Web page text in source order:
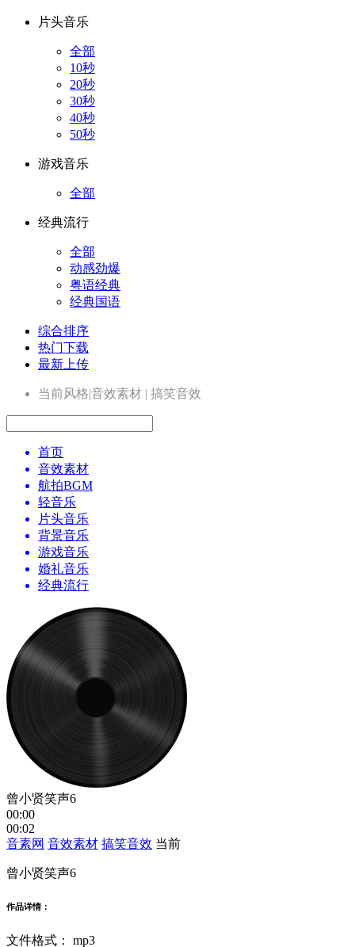
片头音乐
全部
10秒
20秒
30秒
40秒
50秒
游戏音乐
全部
经典流行
全部
动感劲爆
粤语经典
经典国语
综合排序
热门下载
最新上传
当前风格|音效素材 | 搞笑音效
首页
音效素材
航拍BGM
轻音乐
片头音乐
背景音乐
游戏音乐
婚礼音乐
经典流行
曾小贤笑声6
00:00
00:02
音素网 音效素材 搞笑音效 当前
曾小贤笑声6
作品详情：
文件格式： mp3